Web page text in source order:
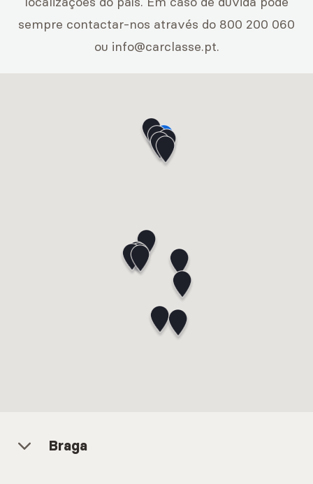
sempre contactar-nos através do 800 200 060
ou info@carclasse.pt.
Braga